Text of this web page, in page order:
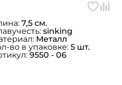
7,5 см.
sinking
Металл
во в упаковке: 5 шт.
9550 - 06